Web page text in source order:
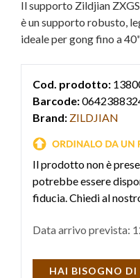
Il supporto Zildjian
è un supporto robusto,
ideale per gong fino a
Cod. prodotto:
Barcode:
Brand: ZILDJIAN
Il prodotto non è
potrebbe essere
fiducia. Chiedi al
Data arrivo prevista:
HAI BISOGNO DI